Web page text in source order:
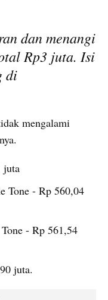
dan menangi
Rp3 juta. Isi
mengalami
juta
Tone - Rp 560,04
- Rp 561,54
juta.